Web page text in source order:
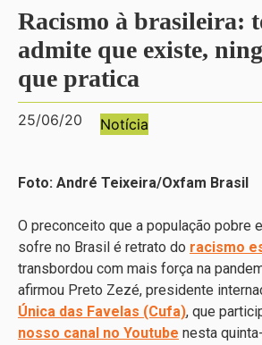
Racismo à brasileira:
admite que existe,
que pratica
25/06/20 Notícia
Foto: André Teixeira/Oxfam Brasil
O preconceito que a população pobre
sofre no Brasil é retrato do racismo
transbordou com mais força na
afirmou Preto Zezé, presidente
Única das Favelas (Cufa), que
nosso canal no Youtube nesta